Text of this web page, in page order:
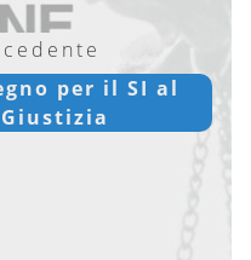
per il SI al